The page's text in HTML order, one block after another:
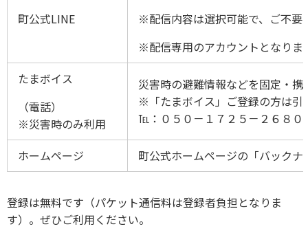
町公式LINE
※配信内容は選択可能で、ご不要
※配信専用のアカウントとなりま
たまボイス
（電話）
※災害時のみ利用
災害時の避難情報などを固定・
※「たまボイス」ご登録の方は引
℡：０５０－１７２５－２６８０
ホームページ 町公式ホームページの「バック
登録は無料です（パケット通信料は登録者負担となりま
す）。ぜひご利用ください。